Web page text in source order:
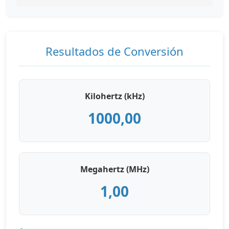
Resultados de Conversión
Kilohertz (kHz)
1000,00
Megahertz (MHz)
1,00